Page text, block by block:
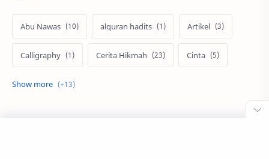
Abu Nawas alquran hadits Artikel
Calligraphy Cerita Hikmah Cinta
Dongeng Anak Islami